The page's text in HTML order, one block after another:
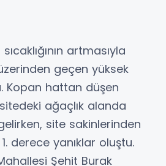
artmasıyla
geçen yüksek
Kopan hattan düşen
sitedeki ağaçlık alanda
site sakinlerinden
derece yanıklar oluştu.
Şehit Burak